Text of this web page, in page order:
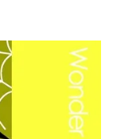
加入購物車